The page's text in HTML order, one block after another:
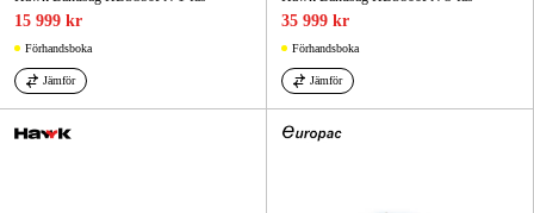
15 999 kr
Förhandsboka
Jämför
35 999 kr
Förhandsboka
Jämför